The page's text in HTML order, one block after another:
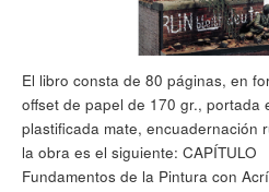
El libro consta de 80 páginas, en
offset de papel de 170 gr., portada
plastificada mate, encuadernación
la obra es el siguiente:
Fundamentos de la Pintura con